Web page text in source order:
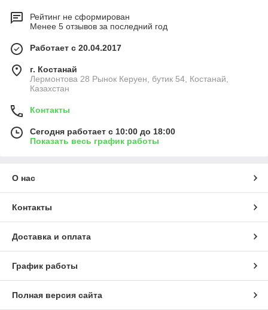
Рейтинг не сформирован
Менее 5 отзывов за последний год
Работает с 20.04.2017
г. Костанай
Лермонтова 28 Рынок Керуен, бутик 54, Костанай,
Казахстан
Контакты
Сегодня работает с 10:00 до 18:00
Показать весь график работы
О нас
Контакты
Доставка и оплата
График работы
Полная версия сайта